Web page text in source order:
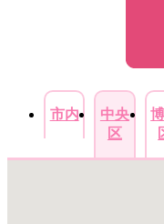
市内
中央
区